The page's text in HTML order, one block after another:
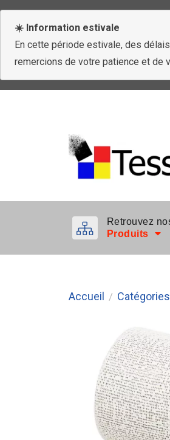
☀️ Information estivale
En cette période estivale, des
remercions de votre patience et de
Retrouvez
Produits
Accueil /